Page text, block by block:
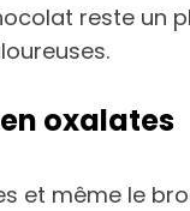
reste
oxalates
et même le